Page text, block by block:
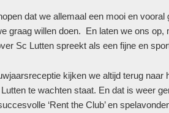
dat we allemaal een mooi en
graag willen doen. En laten we ons
Sc Lutten spreekt als een fijne en
kijken we altijd terug
te wachten staat. En dat is weer
‘Rent the Club’ en